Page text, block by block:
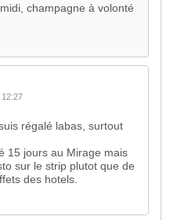
champagne à volonté
régalé labas, surtout
15 jours au Mirage mais
sur le strip plutot que de
des hotels.